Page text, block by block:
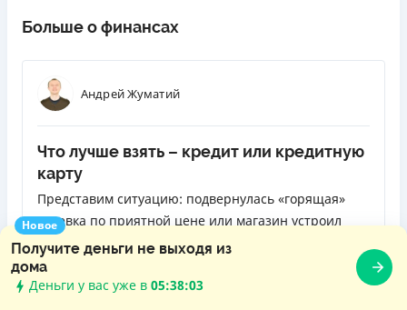
Новое
Получите деньги не выходя из
дома
Деньги у вас уже в 05:38:04
Больше о финансах
Андрей Жуматий
Что лучше взять – кредит или кредитную
карту
Представим ситуацию: подвернулась «горящая»
путевка по приятной цене или магазин устроил
распродажу отличных телевизоров, к которым вы
давно присматриваетесь, но у вас нет нужной
суммы. Одолжить у друзей или родственников не
ЧИТАТЬ ДАЛЬШЕ